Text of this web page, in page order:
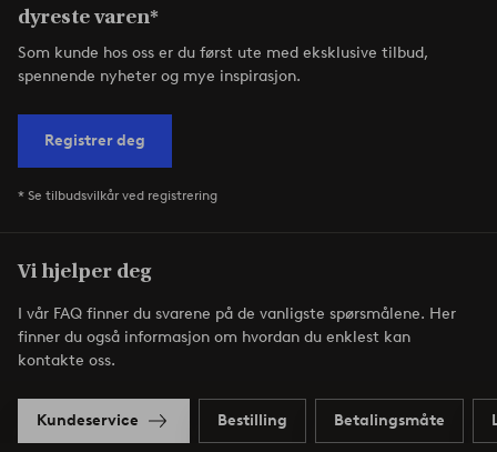
dyreste varen*
Som kunde hos oss er du først ute med eksklusive tilbud,
spennende nyheter og mye inspirasjon.
Registrer deg
* Se tilbudsvilkår ved registrering
Vi hjelper deg
I vår FAQ finner du svarene på de vanligste spørsmålene. Her
finner du også informasjon om hvordan du enklest kan
kontakte oss.
Kundeservice Bestilling Betalingsmåte